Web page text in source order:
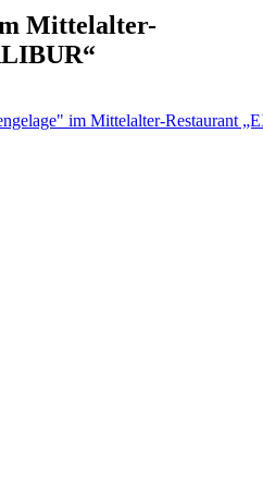
Mittelalter-
im Mittelalter-Restaurant